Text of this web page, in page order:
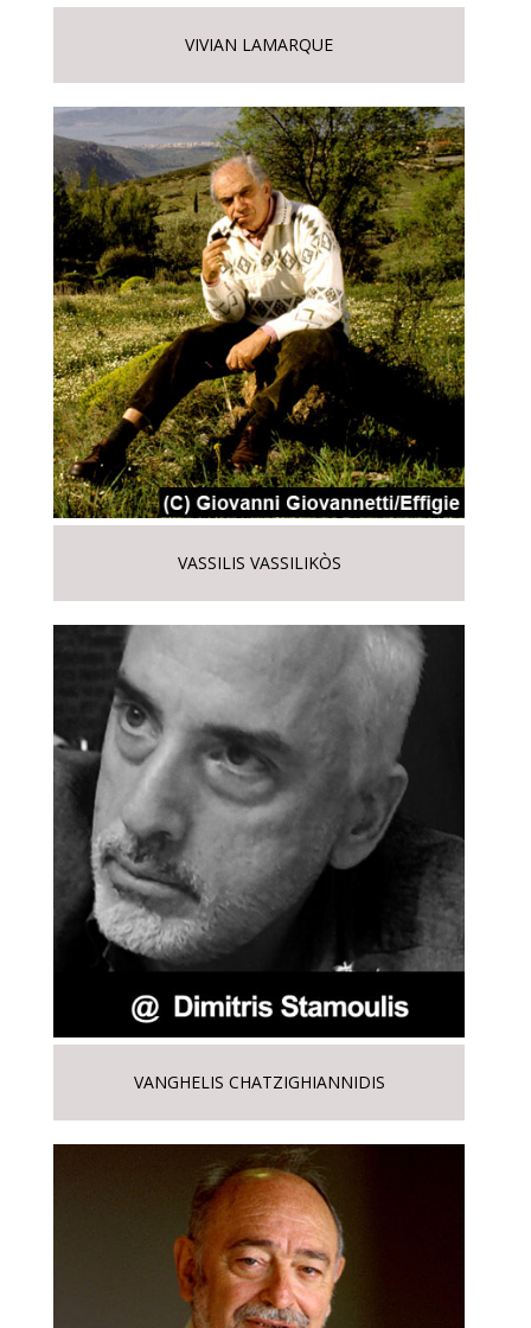
VIVIAN LAMARQUE
VASSILIS VASSILIKÒS
VANGHELIS CHATZIGHIANNIDIS